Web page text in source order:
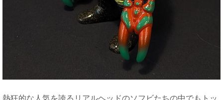
熱狂的な人気を誇るリアルヘッドのソフビたちの中でもトッ